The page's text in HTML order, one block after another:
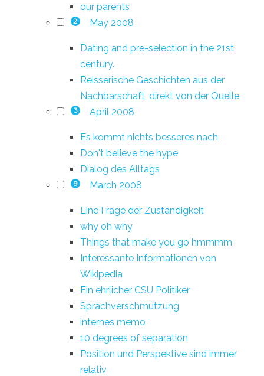
our parents
2 May 2008
Dating and pre-selection in the 21st
century.
Reisserische Geschichten aus der
Nachbarschaft, direkt von der Quelle
3 April 2008
Es kommt nichts besseres nach
Don't believe the hype
Dialog des Alltags
9 March 2008
Eine Frage der Zuständigkeit
why oh why
Things that make you go hmmmm
Interessante Informationen von
Wikipedia
Ein ehrlicher CSU Politiker
Sprachverschmutzung
internes memo
10 degrees of separation
Position und Perspektive sind immer
relativ